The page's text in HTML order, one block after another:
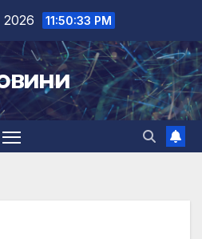
2026 11:50:34 PM